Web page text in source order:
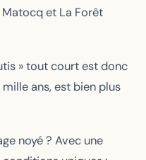
et La Forêt
» tout court est donc
ans, est bien plus
noyé ? Avec une